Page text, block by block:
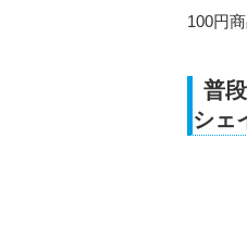
100円
普
シェ